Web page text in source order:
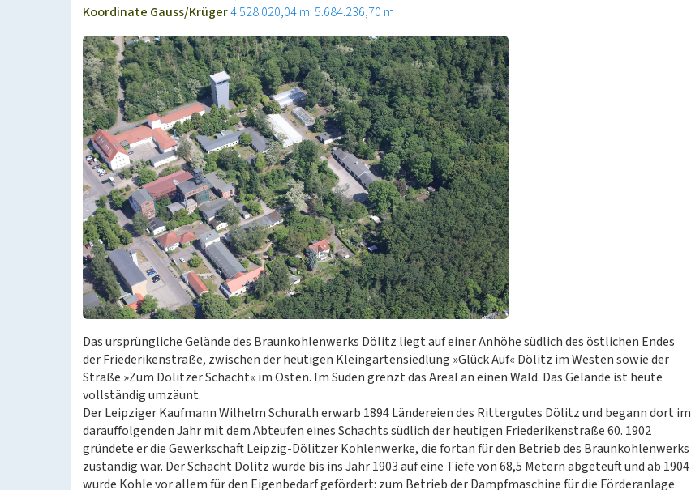
Koordinate Gauss/Krüger4.528.020,04 m: 5.684.236,70 m
Das ursprüngliche Gelände des Braunkohlenwerks Dölitz liegt auf einer Anhöhe südlich des östlichen Endes
der Friederikenstraße, zwischen der heutigen Kleingartensiedlung »Glück Auf« Dölitz im Westen sowie der
Straße »Zum Dölitzer Schacht« im Osten. Im Süden grenzt das Areal an einen Wald. Das Gelände ist heute
vollständig umzäunt.
Der Leipziger Kaufmann Wilhelm Schurath erwarb 1894 Ländereien des Rittergutes Dölitz und begann dort im
darauffolgenden Jahr mit dem Abteufen eines Schachts südlich der heutigen Friederikenstraße 60. 1902
gründete er die Gewerkschaft Leipzig-Dölitzer Kohlenwerke, die fortan für den Betrieb des Braunkohlenwerks
zuständig war. Der Schacht Dölitz wurde bis ins Jahr 1903 auf eine Tiefe von 68,5 Metern abgeteuft und ab 1904
wurde Kohle vor allem für den Eigenbedarf gefördert: zum Betrieb der Dampfmaschine für die Förderanlage